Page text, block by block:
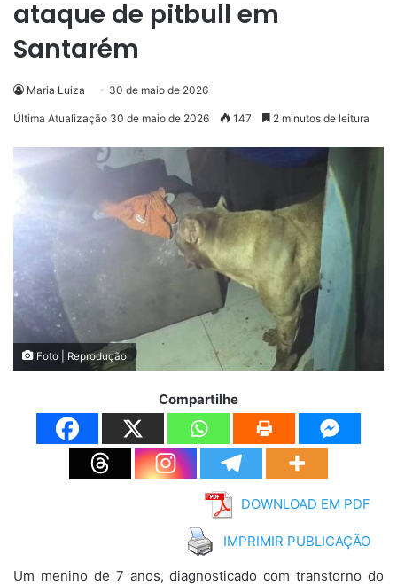
ataque de pitbull em
Santarém
Maria Luiza 30 de maio de 2026
Última Atualização 30 de maio de 2026 147 2 minutos de leitura
Foto | Reprodução
Compartilhe
DOWNLOAD EM PDF
IMPRIMIR PUBLICAÇÃO
Um menino de 7 anos, diagnosticado com transtorno do